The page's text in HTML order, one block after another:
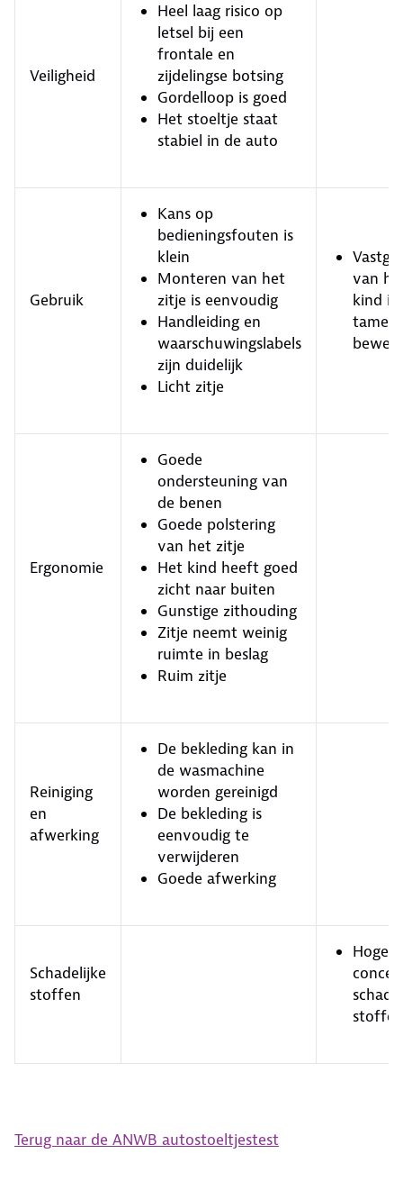
Veiligheid
Heel laag risico op
letsel bij een
frontale en
zijdelingse botsing
Gordelloop is goed
Het stoeltje staat
stabiel in de auto
Gebruik
Kans op
bedieningsfouten is
klein
Monteren van het
zitje is eenvoudig
Handleiding en
waarschuwingslabels
zijn duidelijk
Licht zitje
van
kind is
Ergonomie
Goede
ondersteuning van
de benen
Goede polstering
van het zitje
Het kind heeft goed
zicht naar buiten
Gunstige zithouding
Zitje neemt weinig
ruimte in beslag
Ruim zitje
Reiniging
en
afwerking
De bekleding kan in
de wasmachine
worden gereinigd
De bekleding is
eenvoudig te
verwijderen
Goede afwerking
Schadelijke
stoffen
Hoge
stoffen
Terug naar de ANWB autostoeltjestest